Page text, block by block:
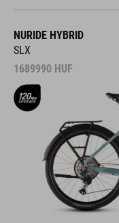
NURIDE HYBRID
SLX
1689990 HUF